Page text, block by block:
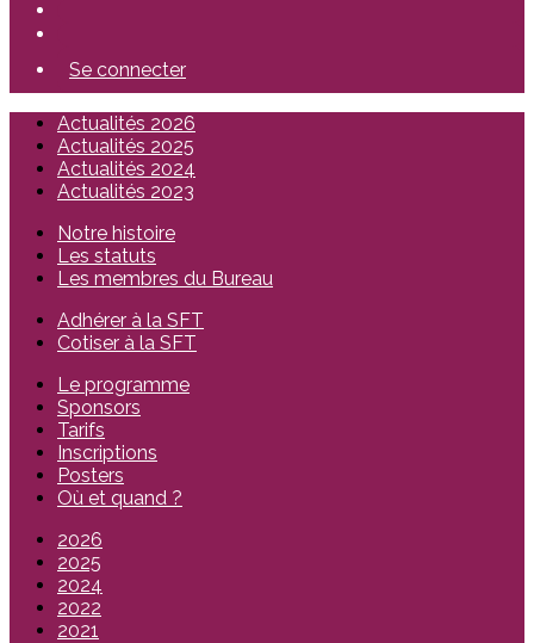
Se connecter
Actualités 2026
Actualités 2025
Actualités 2024
Actualités 2023
Notre histoire
Les statuts
Les membres du Bureau
Adhérer à la SFT
Cotiser à la SFT
Le programme
Sponsors
Tarifs
Inscriptions
Posters
Où et quand ?
2026
2025
2024
2022
2021